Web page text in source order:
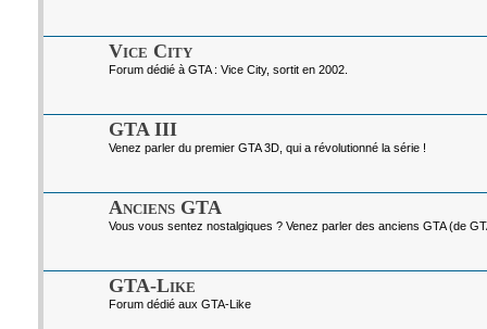
Vice City
Forum dédié à GTA : Vice City, sortit en 2002.
GTA III
Venez parler du premier GTA 3D, qui a révolutionné la série !
Anciens GTA
Vous vous sentez nostalgiques ? Venez parler des anciens GTA (de
GTA-Like
Forum dédié aux GTA-Like